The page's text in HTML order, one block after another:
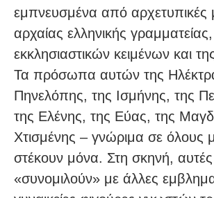
εμπνευσμένα από αρχετυπικές
αρχαίας ελληνικής
εκκλησιαστικών κειμένων και
Τα πρόσωπα αυτών της
Πηνελόπης, της Ισμήνης, της
της Ελένης, της Εύας, της
Χτισμένης – γνώριμα σε όλους
στέκουν μόνα. Στη σκηνή,
«συνομιλούν» με άλλες